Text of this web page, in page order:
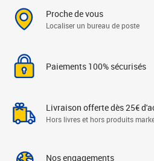
Proche de vous
Localiser un bureau de poste
Paiements 100% sécurisés
Livraison offerte dès 25€
Hors livres et hors produits
Nos engagements